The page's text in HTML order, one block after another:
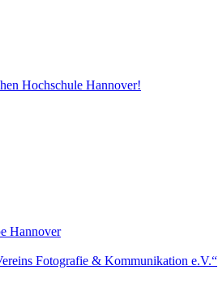
Hochschule Hannover!
Hannover
Fotografie & Kommunikation e.V.“